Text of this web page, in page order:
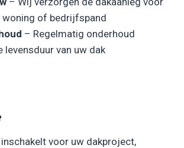
woning of bedrijfspand
– Regelmatig onderhoud
levensduur van uw dak
voor uw dakproject,